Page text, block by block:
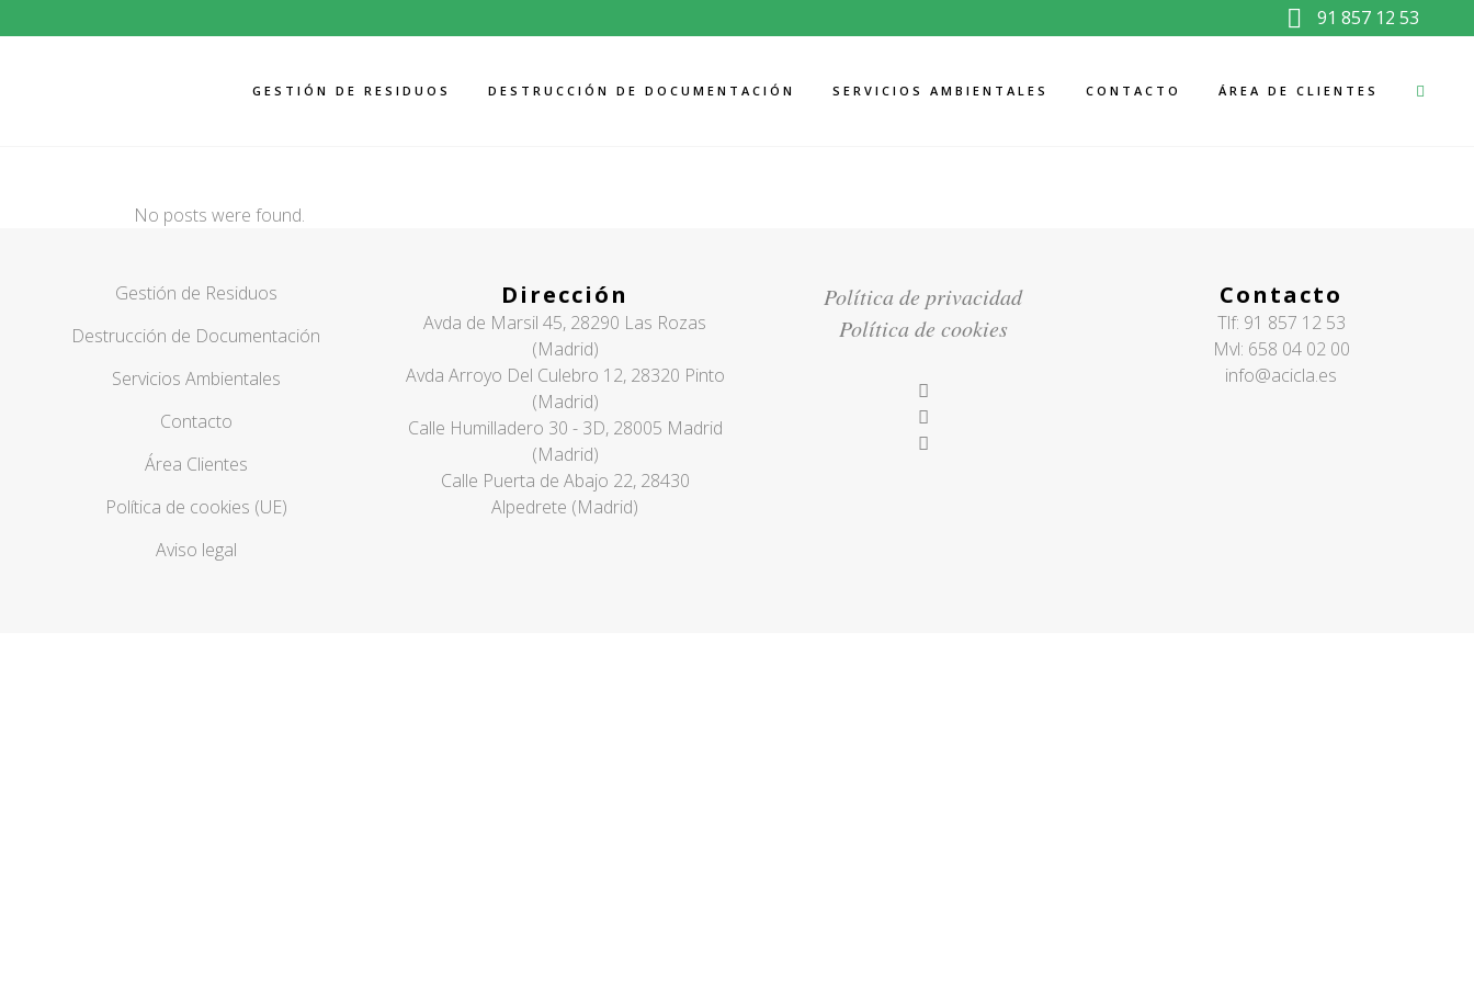
91 857 12 53
GESTIÓN DE RESIDUOS DESTRUCCIÓN DE DOCUMENTACIÓN SERVICIOS AMBIENTALES CONTACTO ÁREA DE CLIENTES
ANALYSIS TAG
No posts were found.
Gestión de Residuos
Destrucción de Documentación
Servicios Ambientales
Contacto
Área Clientes
Política de cookies (UE)
Aviso legal
Dirección
Avda de Marsil 45, 28290 Las Rozas
(Madrid)
Avda Arroyo Del Culebro 12, 28320 Pinto
(Madrid)
Calle Humilladero 30 - 3D, 28005 Madrid
(Madrid)
Calle Puerta de Abajo 22, 28430
Alpedrete (Madrid)
Política de privacidad
Política de cookies
Contacto
Tlf: 91 857 12 53
Mvl: 658 04 02 00
info@acicla.es